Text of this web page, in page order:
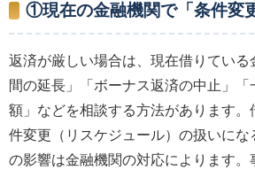
①現在の金融機関で「条件変
返済が厳しい場合は、現在借りている
間の延長」「ボーナス返済の中止」「
額」などを相談する方法があります。
件変更（リスケジュール）の扱いにな
の影響は金融機関の対応によります。